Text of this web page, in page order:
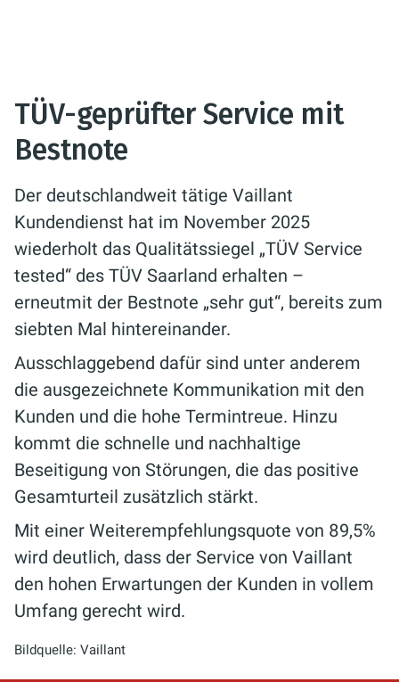
TÜV-geprüfter Service mit
Bestnote
Der deutschlandweit tätige Vaillant
Kundendienst hat im November 2025
wiederholt das Qualitätssiegel „TÜV Service
tested“ des TÜV Saarland erhalten –
erneutmit der Bestnote „sehr gut“, bereits zum
siebten Mal hintereinander.
Ausschlaggebend dafür sind unter anderem
die ausgezeichnete Kommunikation mit den
Kunden und die hohe Termintreue. Hinzu
kommt die schnelle und nachhaltige
Beseitigung von Störungen, die das positive
Gesamturteil zusätzlich stärkt.
Mit einer Weiterempfehlungsquote von 89,5%
wird deutlich, dass der Service von Vaillant
den hohen Erwartungen der Kunden in vollem
Umfang gerecht wird.
Bildquelle: Vaillant